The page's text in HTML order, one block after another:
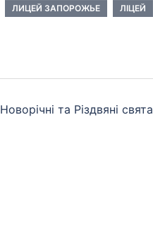
ЛИЦЕЙ ЗАПОРОЖЬЕ
ЛІЦЕЙ
Новорічні та Різдвяні свята